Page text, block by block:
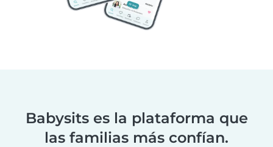
Babysits es la plataforma que
las familias más confían.